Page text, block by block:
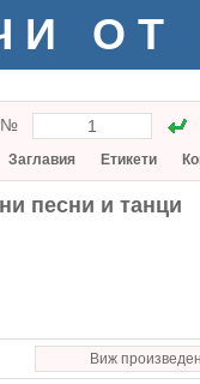
ОТ
№
Заглавия Етикети
песни и танци
Виж